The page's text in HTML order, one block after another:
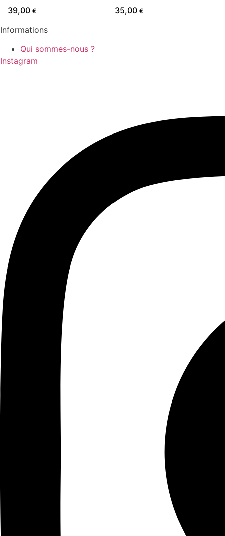
39,00 €
35,00 €
Informations
Qui sommes-nous ?
Instagram